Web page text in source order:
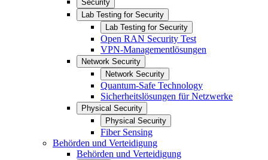
Security
Lab Testing for Security
Lab Testing for Security
Open RAN Security Test
VPN-Managementlösungen
Network Security
Network Security
Quantum-Safe Technology
Sicherheitslösungen für Netzwerke
Physical Security
Physical Security
Fiber Sensing
Behörden und Verteidigung
Behörden und Verteidigung